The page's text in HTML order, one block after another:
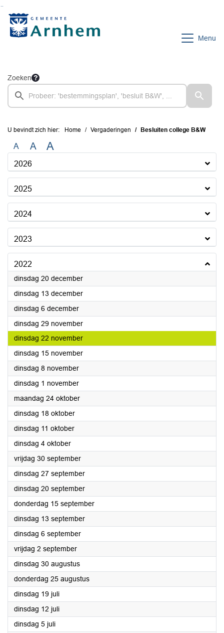
Menu
Zoeken
U bevindt zich hier: Home Vergaderingen Besluiten college B&W
A A A
2026
2025
2024
2023
2022
dinsdag 20 december2022
dinsdag 13 december2022
dinsdag 6 december2022
dinsdag 29 november2022
dinsdag 22 november2022
dinsdag 15 november2022
dinsdag 8 november2022
dinsdag 1 november2022
maandag 24 oktober2022
dinsdag 18 oktober2022
dinsdag 11 oktober2022
dinsdag 4 oktober2022
vrijdag 30 september2022
dinsdag 27 september2022
dinsdag 20 september2022
donderdag 15 september2022
dinsdag 13 september2022
dinsdag 6 september2022
vrijdag 2 september2022
dinsdag 30 augustus2022
donderdag 25 augustus2022
dinsdag 19 juli2022
dinsdag 12 juli2022
dinsdag 5 juli2022